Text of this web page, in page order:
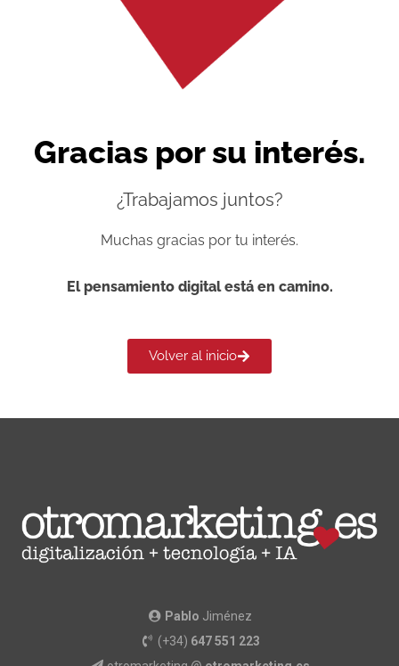
Gracias por su interés.
¿Trabajamos juntos?
Muchas gracias por tu interés.
El pensamiento digital está en camino.
Volver al inicio
Pablo Jiménez
(+34) 647 551 223